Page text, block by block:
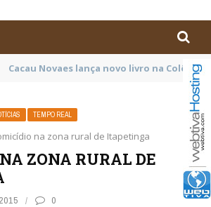
Poetas baianos representam o Brasil no
TEMPO REAL
na zona rural de Itapetinga
ZONA RURAL DE
0